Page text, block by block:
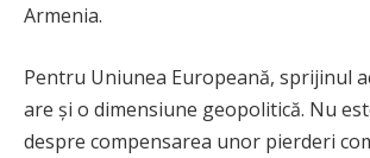
Armenia.
Pentru Uniunea Europeană, sprijinul
are și o dimensiune geopolitică. Nu
despre compensarea unor pierderi